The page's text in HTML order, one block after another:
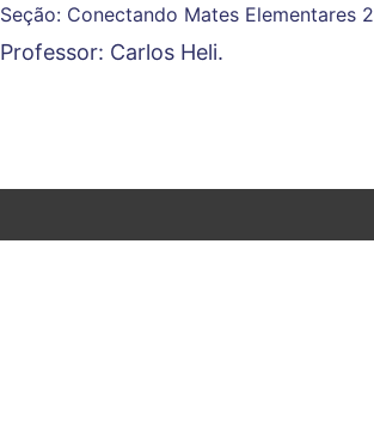
Seção: Conectando Mates Elementares 2
Professor: Carlos Heli.